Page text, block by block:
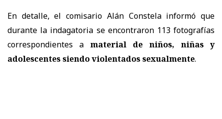
En detalle, el comisario Alán Constela informó que
durante la indagatoria se encontraron 113 fotografías
correspondientes a material de niños, niñas y
adolescentes siendo violentados sexualmente.